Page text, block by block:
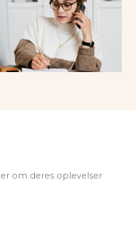
om deres oplevelser